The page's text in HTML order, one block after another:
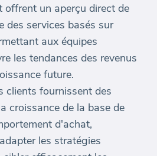
offrent un aperçu direct de
des services basés sur
aux équipes
les tendances des revenus
future.
clients fournissent des
croissance de la base de
d'achat,
les stratégies